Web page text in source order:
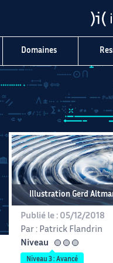
Domaines
Illustration Gerd
Publié le : 05/12/2018
Par : Patrick Flandrin
Niveau
avancé
Niveau 3 : Avancé